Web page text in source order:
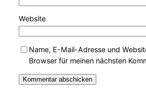
Website
Name, E-Mail-Adresse und
Browser für meinen nächsten